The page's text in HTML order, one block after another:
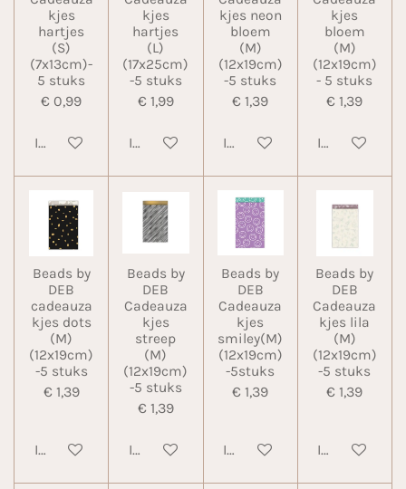
kjes
hartjes
(S)
(7x13cm)-
5 stuks
€ 0,99
In winkelwagen
kjes
hartjes
(L)
(17x25cm)
-5 stuks
€ 1,99
In winkelwagen
kjes neon
bloem
(M)
(12x19cm)
-5 stuks
€ 1,39
In winkelwagen
kjes
bloem
(M)
(12x19cm)
- 5 stuks
€ 1,39
In
Beads by
DEB
cadeauza
kjes dots
(M)
(12x19cm)
-5 stuks
€ 1,39
In winkelwagen
Beads by
DEB
Cadeauza
kjes
streep
(M)
(12x19cm)
-5 stuks
€ 1,39
In winkelwagen
Beads by
DEB
Cadeauza
kjes
smiley(M)
(12x19cm)
-5stuks
€ 1,39
In winkelwagen
Beads by
DEB
Cadeauza
kjes lila
(M)
(12x19cm)
-5 stuks
€ 1,39
In